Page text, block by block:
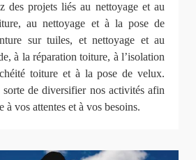
des projets liés au nettoyage et au
au nettoyage et à la pose de
sur tuiles, et nettoyage et au
à la réparation toiture, à l’isolation
toiture et à la pose de velux.
de diversifier nos activités afin
à vos attentes et à vos besoins.